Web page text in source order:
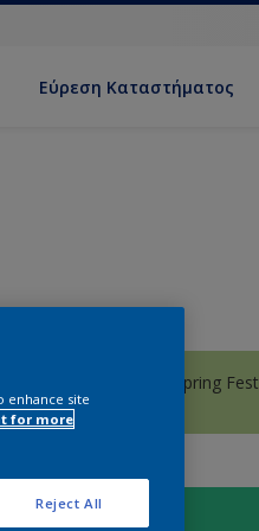
Εύρεση Καταστήματος
30GY 62/344 Spring Fest
Συσκευασία
enhance site
for more
Reject All